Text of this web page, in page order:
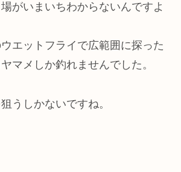
がいまいちわからないんですよ
エットフライで広範囲に探った
マメしか釣れませんでした。
うしかないですね。